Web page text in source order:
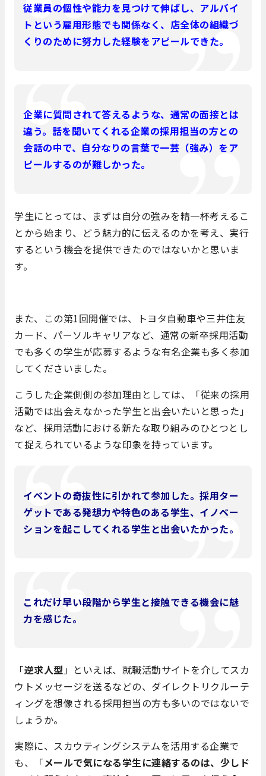
従業員の個性や能力を見つけて伸ばし、アルバイ
トという雇用形態でも関係なく、店全体の組織づ
くりのために努力した経験をアピールできた。
企業に質問されて答えるような、通常の面接とは
違う。話を聞いてくれる企業の採用担当の方との
会話の中で、自分なりの言葉で一芸（強み）をア
ピールするのが難しかった。
学生にとっては、まずは自分の強みを精一杯考えるこ
とから始まり、どう魅力的に伝えるのかを考え、実行
するという機会を提供できたのではないかと思いま
す。
また、この第1回開催では、トヨタ自動車や三井住友
カード、パーソルキャリアなど、通常の新卒採用活動
でも多くの学生が応募するような有名企業も多く参加
してくださいました。
こうした企業側側の参加理由としては、「従来の採用
活動では出会えなかった学生と出会いたいと思った」
など、採用活動における新たな取り組みのひとつとし
て捉えられているような印象を持っています。
イベントの奇抜性に引かれて参加した。採用ター
ゲットである発想力や特色のある学生、イノベー
ションを起こしてくれる学生と出会いたかった。
これだけ早い段階から学生と接触できる機会に魅
力を感じた。
「逆求人型」といえば、就職活動サイトを介してスカ
ウトメッセージを送るなどの、ダイレクトリクルーテ
ィングを想像される採用担当の方も多いのではないで
しょうか。
実際に、スカウティングシステムを活用する企業で
も、
「メールで気になる学生に連絡するのは、少しド